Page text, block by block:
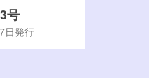
号
日発行